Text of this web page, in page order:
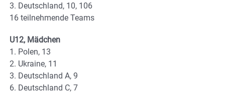
3. Deutschland, 10, 106
16 teilnehmende Teams
U12, Mädchen
1. Polen, 13
2. Ukraine, 11
3. Deutschland A, 9
6. Deutschland C, 7